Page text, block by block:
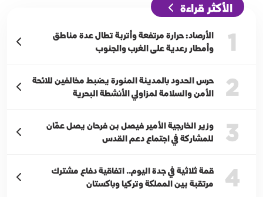
الأكثر قراءة
1
الأرصاد: حرارة مرتفعة وأتربة تطال عدة مناطق
وأمطار رعدية على الغرب والجنوب
2
حرس الحدود بالمدينة المنورة يضبط مخالفين للائحة
الأمن والسلامة لمزاولي الأنشطة البحرية
3
وزير الخارجية الأمير فيصل بن فرحان يصل عمّان
للمشاركة في اجتماع دعم القدس
4
قمة ثلاثية في جدة اليوم.. اتفاقية دفاع مشترك
مرتقبة بين المملكة وتركيا وباكستان